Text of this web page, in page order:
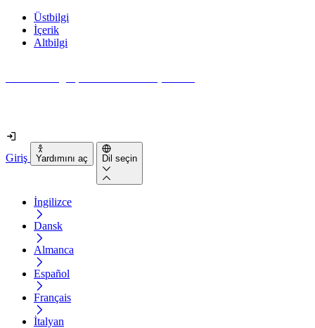
Üstbilgi
İçerik
Altbilgi
Giriş Yardımını aç Dil seçin
İngilizce
Dansk
Almanca
Español
Français
İtalyan